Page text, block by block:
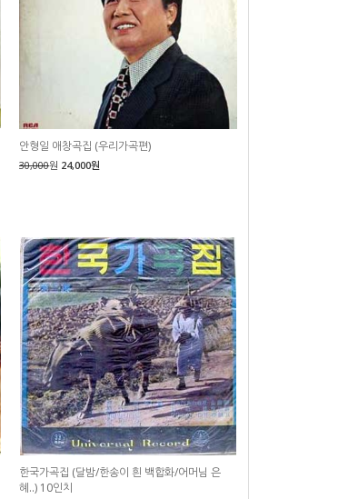
안형일 애창곡집 (우리가곡편)
30,000원 24,000원
한국가곡집 (달밤/한송이 흰 백합화/어머님 은
혜..) 10인치